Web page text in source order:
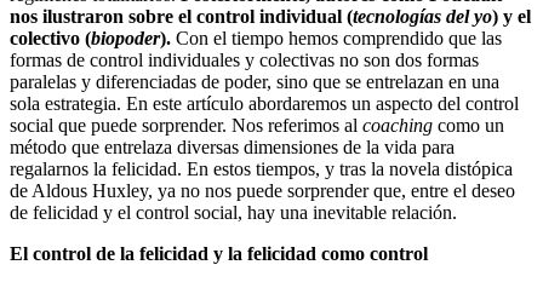
nos ilustraron sobre el control individual (tecnologías del yo) y el
colectivo (biopoder). Con el tiempo hemos comprendido que las
formas de control individuales y colectivas no son dos formas
paralelas y diferenciadas de poder, sino que se entrelazan en una
sola estrategia. En este artículo abordaremos un aspecto del control
social que puede sorprender. Nos referimos al coaching como un
método que entrelaza diversas dimensiones de la vida para
regalarnos la felicidad. En estos tiempos, y tras la novela distópica
de Aldous Huxley, ya no nos puede sorprender que, entre el deseo
de felicidad y el control social, hay una inevitable relación.
El control de la felicidad y la felicidad como control